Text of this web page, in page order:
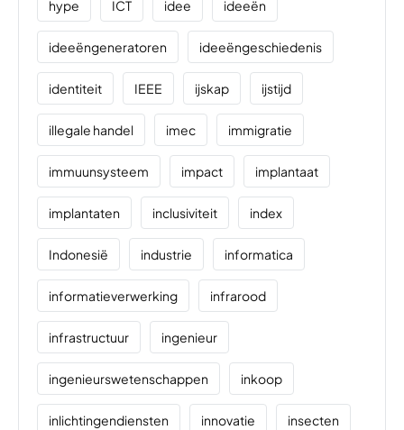
hype ICT idee ideeën
ideeëngeneratoren ideeëngeschiedenis
identiteit IEEE ijskap ijstijd
illegale handel imec immigratie
immuunsysteem impact implantaat
implantaten inclusiviteit index
Indonesië industrie informatica
informatieverwerking infrarood
infrastructuur ingenieur
ingenieurswetenschappen inkoop
inlichtingendiensten innovatie insecten